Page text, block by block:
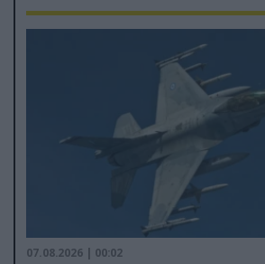
07.08.2026 | 00:02